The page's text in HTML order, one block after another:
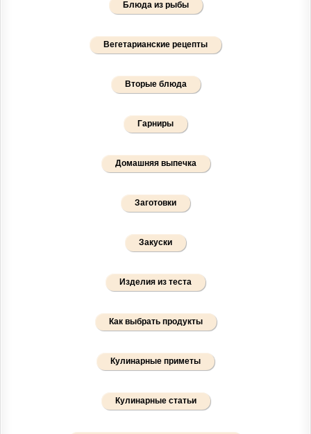
Блюда из рыбы
Вегетарианские рецепты
Вторые блюда
Гарниры
Домашняя выпечка
Заготовки
Закуски
Изделия из теста
Как выбрать продукты
Кулинарные приметы
Кулинарные статьи